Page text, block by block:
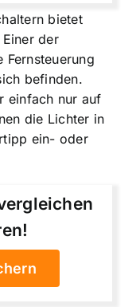
bietet
der
Fernsteuerung
befinden.
einfach nur auf
die Lichter in
ein- oder